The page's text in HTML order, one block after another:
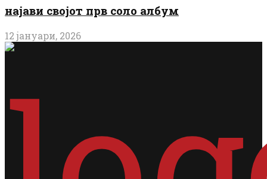
најави својот прв соло албум
12 јануари, 2026